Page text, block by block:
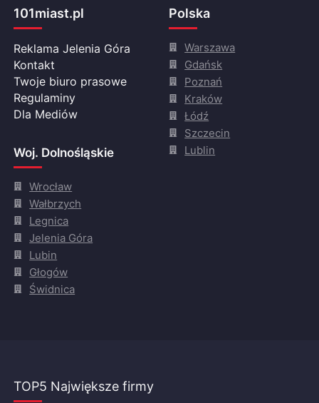
101miast.pl
Reklama Jelenia Góra
Kontakt
Twoje biuro prasowe
Regulaminy
Dla Mediów
Woj. Dolnośląskie
Wrocław
Wałbrzych
Legnica
Jelenia Góra
Lubin
Głogów
Świdnica
Polska
Warszawa
Gdańsk
Poznań
Kraków
Łódź
Szczecin
Lublin
TOP5 Największe firmy